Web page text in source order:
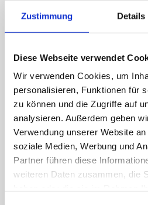
Zustimmung Details
Diese Webseite verwendet
Wir verwenden Cookies, um
personalisieren, Funktionen für
zu können und die Zugriffe auf
analysieren. Außerdem geben
Verwendung unserer Website
soziale Medien, Werbung und
Partner führen diese
weiteren Daten zusammen, die